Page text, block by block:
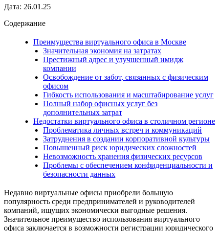
Дата: 26.01.25
Содержание
Преимущества виртуального офиса в Москве
Значительная экономия на затратах
Престижный адрес и улучшенный имидж
компании
Освобождение от забот, связанных с физическим
офисом
Гибкость использования и масштабирование услуг
Полный набор офисных услуг без
дополнительных затрат
Недостатки виртуального офиса в столичном регионе
Проблематика личных встреч и коммуникаций
Затруднения в создании корпоративной культуры
Повышенный риск юридических сложностей
Невозможность хранения физических ресурсов
Проблемы с обеспечением конфиденциальности и
безопасности данных
Недавно виртуальные офисы приобрели большую
популярность среди предпринимателей и руководителей
компаний, ищущих экономически выгодные решения.
Значительное преимущество использования виртуального
офиса заключается в возможности регистрации юридического